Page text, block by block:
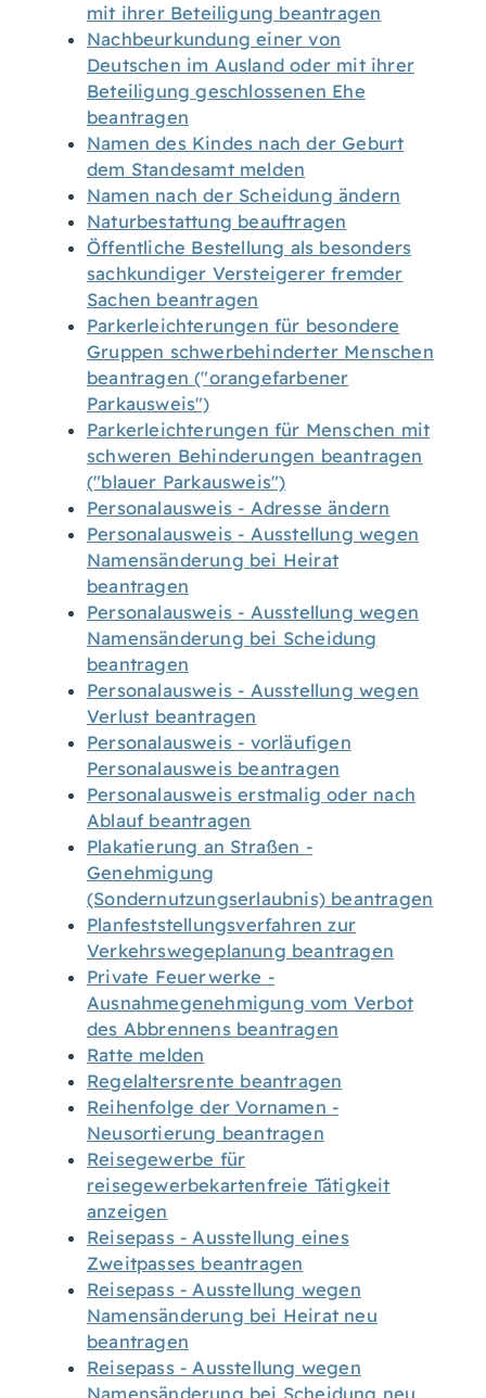
mit ihrer Beteiligung beantragen
Nachbeurkundung einer von
Deutschen im Ausland oder mit ihrer
Beteiligung geschlossenen Ehe
beantragen
Namen des Kindes nach der Geburt
dem Standesamt melden
Namen nach der Scheidung ändern
Naturbestattung beauftragen
Öffentliche Bestellung als besonders
sachkundiger Versteigerer fremder
Sachen beantragen
Parkerleichterungen für besondere
Gruppen schwerbehinderter Menschen
beantragen ("orangefarbener
Parkausweis")
Parkerleichterungen für Menschen mit
schweren Behinderungen beantragen
("blauer Parkausweis")
Personalausweis - Adresse ändern
Personalausweis - Ausstellung wegen
Namensänderung bei Heirat
beantragen
Personalausweis - Ausstellung wegen
Namensänderung bei Scheidung
beantragen
Personalausweis - Ausstellung wegen
Verlust beantragen
Personalausweis - vorläufigen
Personalausweis beantragen
Personalausweis erstmalig oder nach
Ablauf beantragen
Plakatierung an Straßen -
Genehmigung
(Sondernutzungserlaubnis) beantragen
Planfeststellungsverfahren zur
Verkehrswegeplanung beantragen
Private Feuerwerke -
Ausnahmegenehmigung vom Verbot
des Abbrennens beantragen
Ratte melden
Regelaltersrente beantragen
Reihenfolge der Vornamen -
Neusortierung beantragen
Reisegewerbe für
reisegewerbekartenfreie Tätigkeit
anzeigen
Reisepass - Ausstellung eines
Zweitpasses beantragen
Reisepass - Ausstellung wegen
Namensänderung bei Heirat neu
beantragen
Reisepass - Ausstellung wegen